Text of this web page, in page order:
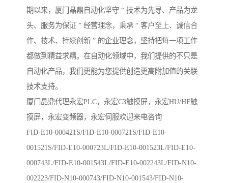
期以来，厦门晶鼎自动化坚守 “ 技术为先导、产品为龙
头、服务为保证 ” 经营理念，秉承 “ 客户至上、诚信合
作、技术、持续创新 ” 的企业理念，坚持把每一项工作
都做到精益求精。在自动化领域中，我们提供的不只是
自动化产品，我们更能为您提供创造更高附加值的关联
技术支持。
厦门晶鼎代理永宏PLC，永宏C3触摸屏，永宏HU/HF触
摸屏，永宏变频器，永宏伺服欢迎来电咨询
FID-E10-000421S/FID-E10-000721S/FID-E10-
001521S/FID-E10-000723L/FID-E10-001523L/FID-E10-
000743L/FID-E10-001543L/FID-E10-002243L/FID-N10-
002223/FID-N10-000743/FID-N10-001543/FID-N10-